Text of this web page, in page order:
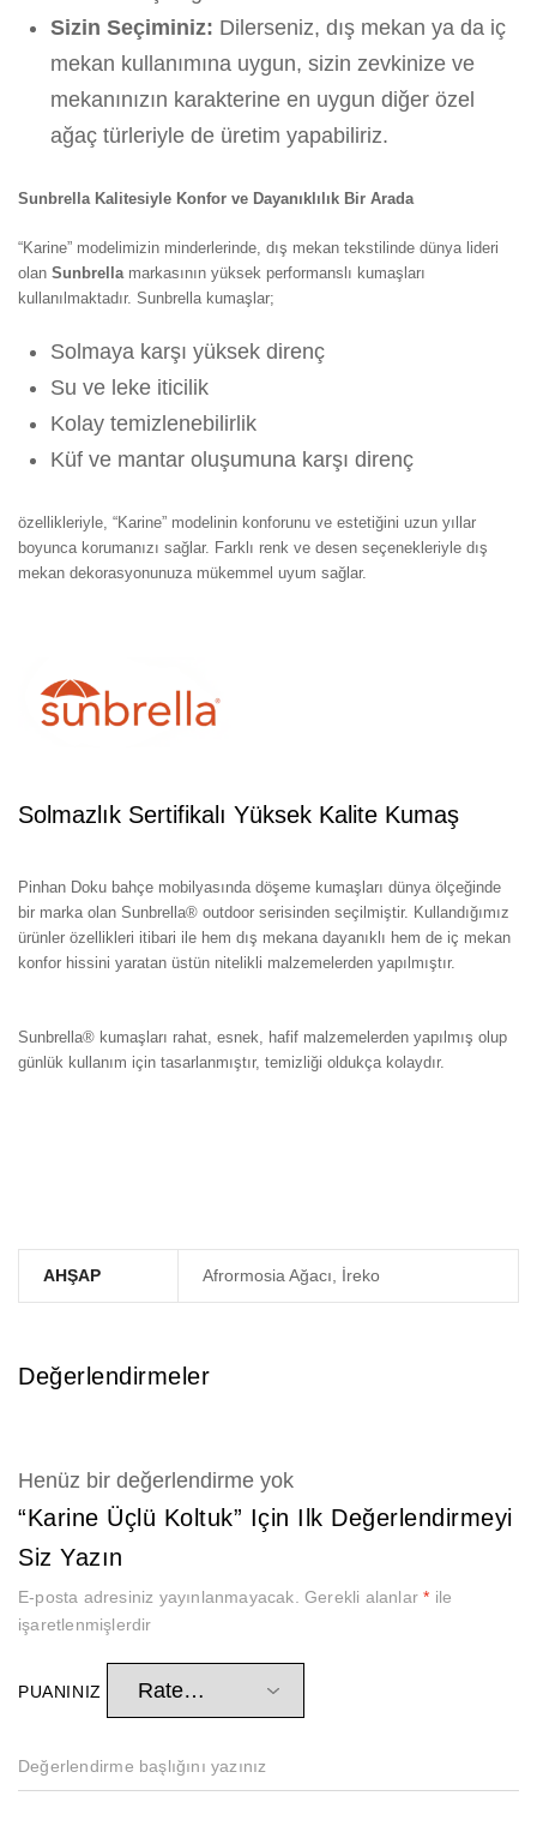
Sizin Seçiminiz: Dilerseniz, dış mekan ya da iç
mekan kullanımına uygun, sizin zevkinize ve
mekanınızın karakterine en uygun diğer özel
ağaç türleriyle de üretim yapabiliriz.
Sunbrella Kalitesiyle Konfor ve Dayanıklılık Bir Arada
“Karine” modelimizin minderlerinde, dış mekan tekstilinde dünya lideri
olan Sunbrella markasının yüksek performanslı kumaşları
kullanılmaktadır. Sunbrella kumaşlar;
Solmaya karşı yüksek direnç
Su ve leke iticilik
Kolay temizlenebilirlik
Küf ve mantar oluşumuna karşı direnç
özellikleriyle, “Karine” modelinin konforunu ve estetiğini uzun yıllar
boyunca korumanızı sağlar. Farklı renk ve desen seçenekleriyle dış
mekan dekorasyonunuza mükemmel uyum sağlar.
Solmazlık Sertifikalı Yüksek Kalite Kumaş
Pinhan Doku bahçe mobilyasında döşeme kumaşları dünya ölçeğinde
bir marka olan Sunbrella® outdoor serisinden seçilmiştir. Kullandığımız
ürünler özellikleri itibari ile hem dış mekana dayanıklı hem de iç mekan
konfor hissini yaratan üstün nitelikli malzemelerden yapılmıştır.
Sunbrella® kumaşları rahat, esnek, hafif malzemelerden yapılmış olup
günlük kullanım için tasarlanmıştır, temizliği oldukça kolaydır.
AHŞAP Afrormosia Ağacı, İreko
Değerlendirmeler
Henüz bir değerlendirme yok
“Karine Üçlü Koltuk” Için Ilk Değerlendirmeyi
Siz Yazın
E-posta adresiniz yayınlanmayacak. Gerekli alanlar* ile
işaretlenmişlerdir
PUANINIZ